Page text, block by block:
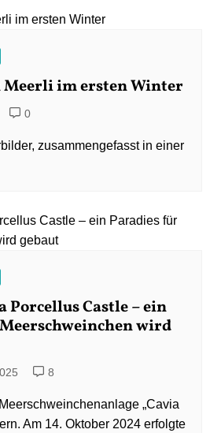
Meerli im ersten Winter
0
zusammengefasst in einer
Porcellus Castle – ein
wird
8
„Cavia
Am 14. Oktober 2024 erfolgte